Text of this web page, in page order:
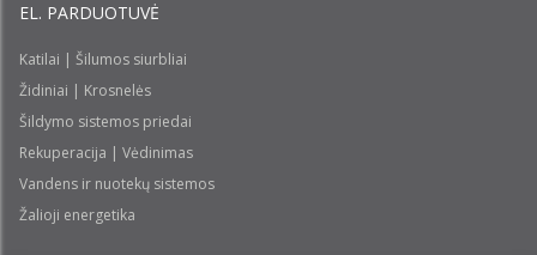
EL. PARDUOTUVĖ
Katilai | Šilumos siurbliai
Židiniai | Krosnelės
Šildymo sistemos priedai
Rekuperacija | Vėdinimas
Vandens ir nuotekų sistemos
Žalioji energetika